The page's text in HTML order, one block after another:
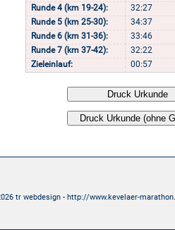
Runde 4 (km 19-24):
32:27
Runde 5 (km 25-30):
34:37
Runde 6 (km 31-36):
33:46
Runde 7 (km 37-42):
32:22
Zieleinlauf:
00:57
tr webdesign - http://www.kevelaer-